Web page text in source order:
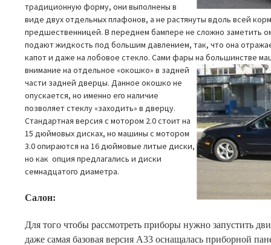
традиционную форму, они выполнены в
виде двух отдельных плафонов, а не растянуты вдоль всей
предшественницей. В переднем бампере не сложно заметить
подают жидкость под большим давлением, так, что она
капот и даже на лобовое стекло. Сами фары на большинстве
внимание на отдельное «окошко» в задней
части задней дверцы. Данное окошко не
опускается, но именно его наличие
позволяет стеклу «заходить» в дверцу.
Стандартная версия с мотором 2.0 стоит на
15 дюймовых дисках, но машины с мотором
3.0 опираются на 16 дюймовые литые диски,
но как опция предлагались и диски
семнадцатого диаметра.
Салон:
Для того чтобы рассмотреть приборы нужно запустить
даже самая базовая версия A33 оснащалась приборной